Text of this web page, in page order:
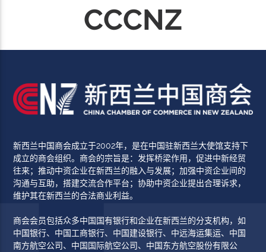
CCCNZ
新西兰中国商会成立于2002年，是在中国驻新西兰大使馆支持下
成立的商会组织。商会的宗旨是：发挥桥梁作用，促进中新经贸
往来；推动中资企业在新西兰的融入与发展；加强中资企业间的
沟通与互助，搭建交流合作平台；协助中资企业提出合理诉求，
维护其在新西兰的合法商业利益。
商会会员包括众多中国国有银行和企业在新西兰的分支机构，如
中国银行、中国工商银行、中国建设银行、中远海运集运、中国
南方航空公司、中国国际航空公司、中国东方航空股份有限公